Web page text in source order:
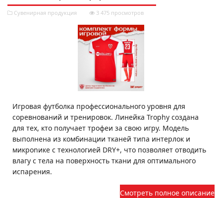
Сувенирная продукция 3 475 просмотров
Игровая футболка профессионального уровня для
соревнований и тренировок. Линейка Trophy создана
для тех, кто получает трофеи за свою игру. Модель
выполнена из комбинации тканей типа интерлок и
микроnике с технологией DRY+, что позволяет отводить
влагу с тела на поверхность ткани для оптимального
испарения.
Смотреть полное описание